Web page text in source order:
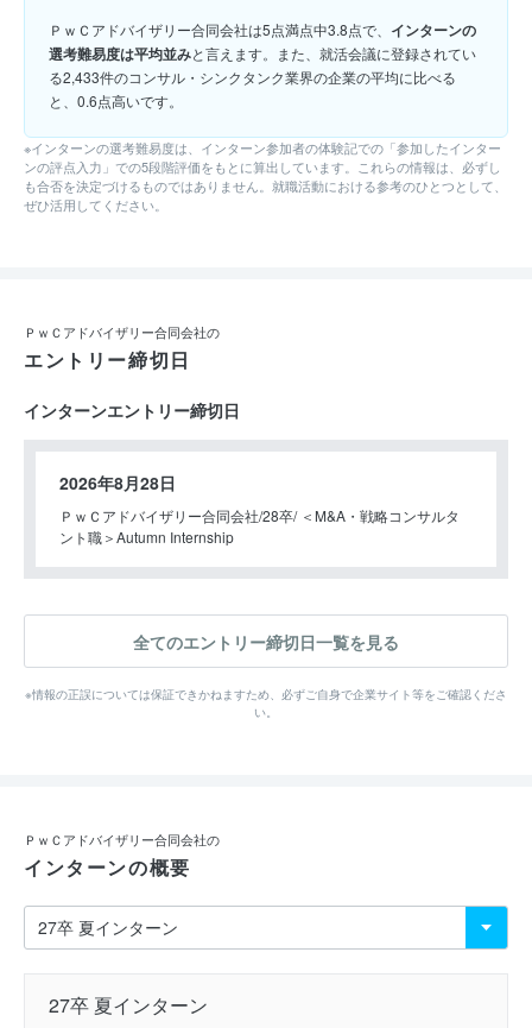
ＰｗＣアドバイザリー合同会社は5点満点中3.8点で、 インターンの
選考難易度は平均並みと言えます。また、就活会議に登録されてい
る2,433件のコンサル・シンクタンク業界の企業の平均に比べる
と、0.6点高いです。
※インターンの選考難易度は、インターン参加者の体験記での「参加したインター
ンの評点入力」での5段階評価をもとに算出しています。これらの情報は、必ずし
も合否を決定づけるものではありません。就職活動における参考のひとつとして、
ぜひ活用してください。
ＰｗＣアドバイザリー合同会社の
エントリー締切日
インターンエントリー締切日
2026年8月28日
ＰｗＣアドバイザリー合同会社 28卒＜M&A・戦略コンサルタ
ント職＞Autumn Internship
全てのエントリー締切日一覧を見る
※情報の正誤については保証できかねますため、必ずご自身で企業サイト等をご確認くださ
い。
ＰｗＣアドバイザリー合同会社の
インターンの概要
27卒 夏インターン